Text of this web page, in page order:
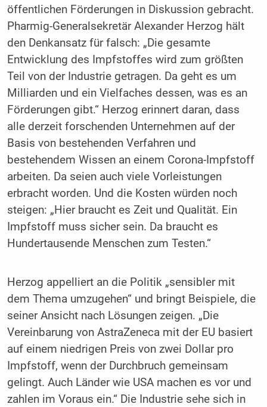
öffentlichen Förderungen in Diskussion gebracht.
Pharmig-Generalsekretär Alexander Herzog hält
den Denkansatz für falsch: „Die gesamte
Entwicklung des Impfstoffes wird zum größten
Teil von der Industrie getragen. Da geht es um
Milliarden und ein Vielfaches dessen, was es an
Förderungen gibt.“ Herzog erinnert daran, dass
alle derzeit forschenden Unternehmen auf der
Basis von bestehenden Verfahren und
bestehendem Wissen an einem Corona-Impfstoff
arbeiten. Da seien auch viele Vorleistungen
erbracht worden. Und die Kosten würden noch
steigen: „Hier braucht es Zeit und Qualität. Ein
Impfstoff muss sicher sein. Da braucht es
Hundertausende Menschen zum Testen.“
Herzog appelliert an die Politik „sensibler mit
dem Thema umzugehen“ und bringt Beispiele, die
seiner Ansicht nach Lösungen zeigen. „Die
Vereinbarung von AstraZeneca mit der EU basiert
auf einem niedrigen Preis von zwei Dollar pro
Impfstoff, wenn der Durchbruch gemeinsam
gelingt. Auch Länder wie USA machen es vor und
zahlen im Voraus ein.“ Die Industrie sehe sich in